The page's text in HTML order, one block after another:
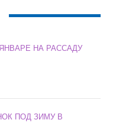
НА РАССАДУ
ПОД ЗИМУ В